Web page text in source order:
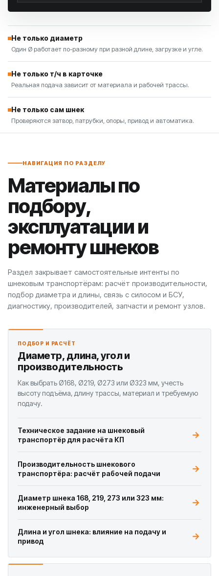
Не только диаметр
Один Ø работает по-разному при разной длине, загрузке и угле.
Не только т/ч в карточке
Реальная подача зависит от материала и рабочей трассы.
Не только сам шнек
Проверяются затвор, патрубки, опоры, привод и автоматика.
НАВИГАЦИЯ ПО РАЗДЕЛУ
Материалы по
подбору,
эксплуатации и
ремонту шнеков
Раздел закрывает самостоятельные интенты по
шнековым транспортёрам: расчёт производительности,
подбор диаметра и длины, связь с силосом и БСУ,
диагностику, производителей, запчасти и ремонт узлов.
ПОДБОР И РАСЧЁТ
Диаметр, длина, угол и
производительность
Как выбрать Ø168, Ø219, Ø273 или Ø323 мм, учесть
высоту подъёма, длину трассы, материал и требуемую
подачу.
Техническое задание на шнековый
транспортёр для расчёта КП
Производительность шнекового
транспортёра: расчёт рабочей подачи
Диаметр шнека 168, 219, 273 или 323 мм:
инженерный выбор
Длина и угол шнека: влияние на подачу и
привод